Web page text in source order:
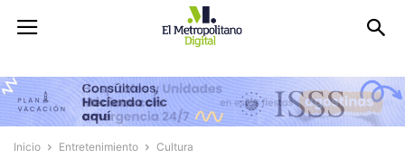
Inicio Entretenimiento Cultura